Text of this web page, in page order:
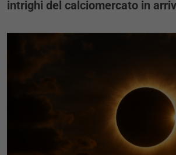
intrighi del calciomercato in